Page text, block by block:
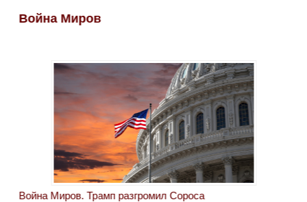
Война Миров
Война Миров. Трамп разгромил Сороса